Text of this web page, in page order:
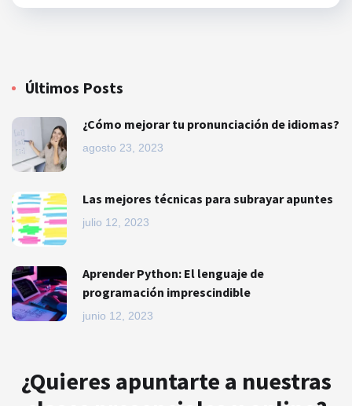
Últimos Posts
¿Cómo mejorar tu pronunciación de idiomas?
agosto 23, 2023
Las mejores técnicas para subrayar apuntes
julio 12, 2023
Aprender Python: El lenguaje de
programación imprescindible
junio 12, 2023
¿Quieres apuntarte a nuestras